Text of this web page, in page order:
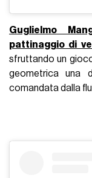
Guglielmo
pattinaggio di
sfruttando un
geometrica una
comandata dalla